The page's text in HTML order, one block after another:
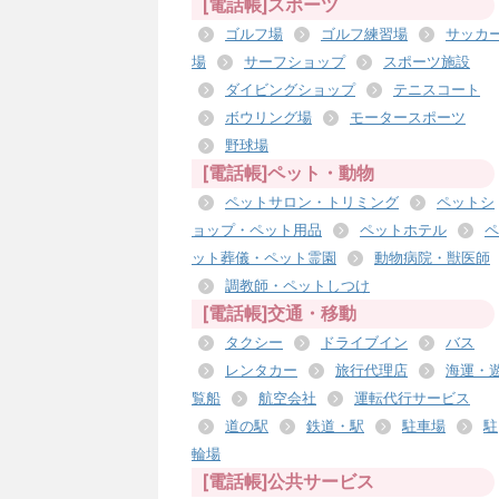
[電話帳]スポーツ
ゴルフ場 ゴルフ練習場
サッカ
場
サーフショップ
スポーツ施設
ダイビングショップ
テニスコート
ボウリング場
モータースポーツ
野球場
[電話帳]ペット・動物
ペットサロン・トリミング
ペットシ
ョップ・ペット用品
ペットホテル
ペ
ット葬儀・ペット霊園
動物病院・獣医師
調教師・ペットしつけ
[電話帳]交通・移動
タクシー ドライブイン
バス
レンタカー
旅行代理店
海運・
覧船
航空会社
運転代行サービス
道の駅
鉄道・駅 駐車場
駐
輪場
[電話帳]公共サービス